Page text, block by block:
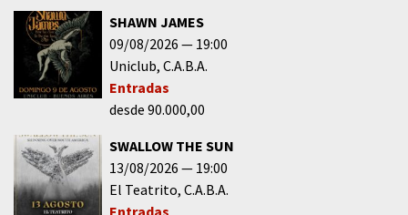
SHAWN JAMES
09/08/2026
19:00
Uniclub C.A.B.A.
Entradas
desde 90.000,00
SWALLOW THE SUN
13/08/2026
19:00
El Teatrito C.A.B.A.
Entradas